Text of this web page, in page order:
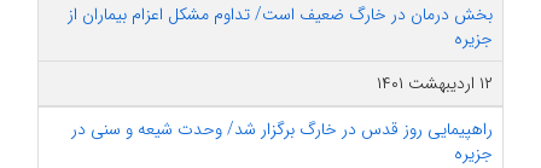
بخش درمان در خارگ ضعیف است/ تداوم مشکل اعزام بیماران از
جزیره
۱۲ اردیبهشت ۱۴۰۱
راهپیمایی روز قدس در خارگ برگزار شد/ وحدت شیعه و سنی در
جزیره